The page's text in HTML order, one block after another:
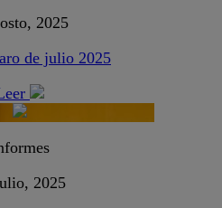
2025
de julio 2025
2025